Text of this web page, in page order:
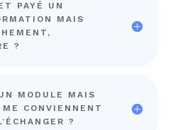
PAYÉ UN
MAIS
?
MODULE MAIS
CONVIENNENT
?